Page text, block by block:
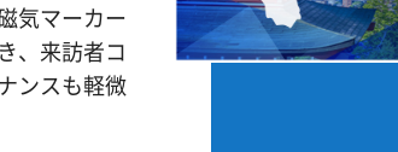
気マーカー
、来訪者コ
ンスも軽微